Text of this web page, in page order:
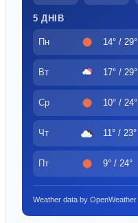
5 ДНІВ
Пн 14° / 29°
Вт 17° / 29°
Ср 10° / 24°
Чт 11° / 23°
Пт 9° / 24°
Weather data by OpenWeather